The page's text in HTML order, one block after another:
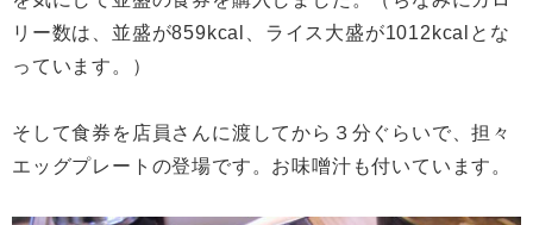
リー数は、並盛が859kcal、ライス大盛が1012kcalとな
っています。）
そして食券を店員さんに渡してから３分ぐらいで、担々
エッグプレートの登場です。お味噌汁も付いています。